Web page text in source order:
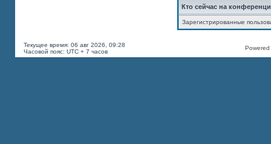
Кто сейчас на
Зарегистрированные
Текущее время: 06 авг 2026, 09:28
Часовой пояс: UTC + 7 часов